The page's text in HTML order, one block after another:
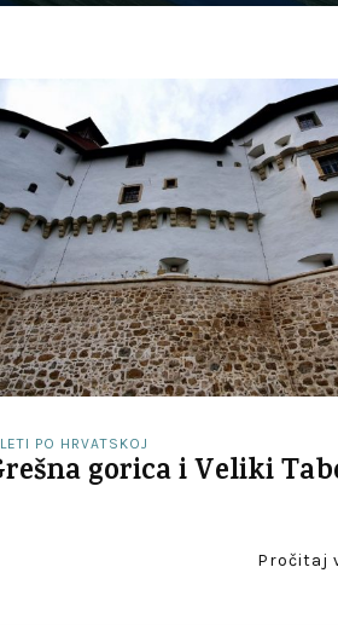
PO HRVATSKOJ
gorica i Veliki
Pročitaj